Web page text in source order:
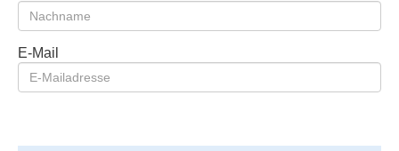
E-Mail